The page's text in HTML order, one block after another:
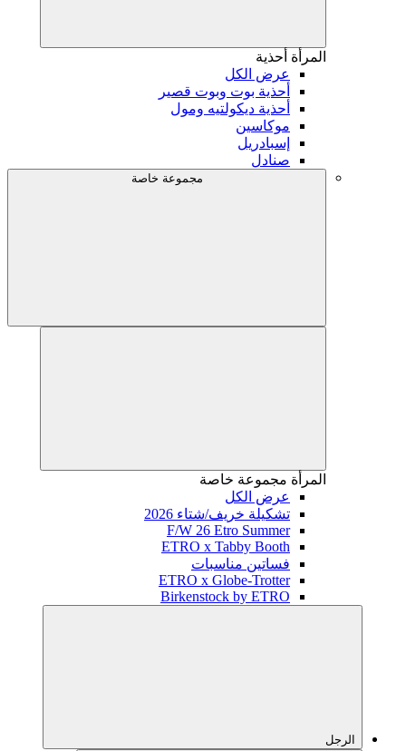
المرأة أحذية
عرض الكل
أحذية بوت وبوت قصير
أحذية ديكولتيه ومول
موكاسين
إسبادريل
صنادل
مجموعة خاصة
المرأة مجموعة خاصة
عرض الكل
تشكيلة خريف/شتاء 2026
F/W 26 Etro Summer
ETRO x Tabby Booth
فساتين مناسبات
ETRO x Globe-Trotter
Birkenstock by ETRO
الرجل